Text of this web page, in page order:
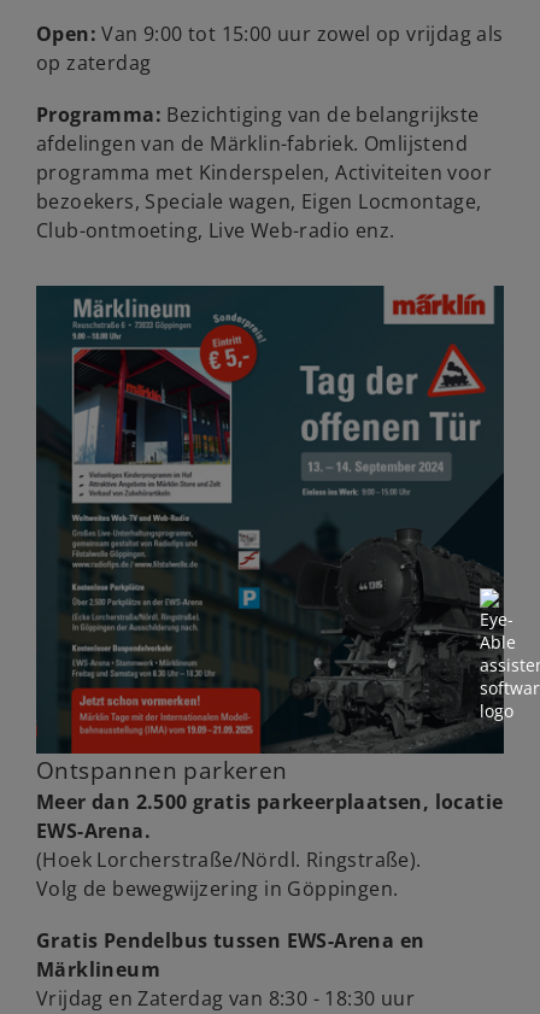
Open: Van 9:00 tot 15:00 uur zowel op vrijdag als
op zaterdag
Programma: Bezichtiging van de belangrijkste
afdelingen van de Märklin-fabriek. Omlijstend
programma met Kinderspelen, Activiteiten voor
bezoekers, Speciale wagen, Eigen Locmontage,
Club-ontmoeting, Live Web-radio enz.
Ontspannen parkeren
Meer dan 2.500 gratis parkeerplaatsen, locatie
EWS-Arena.
(Hoek Lorcherstraße/Nördl. Ringstraße).
Volg de bewegwijzering in Göppingen.
Gratis Pendelbus tussen EWS-Arena en
Märklineum
Vrijdag en Zaterdag van 8:30 - 18:30 uur